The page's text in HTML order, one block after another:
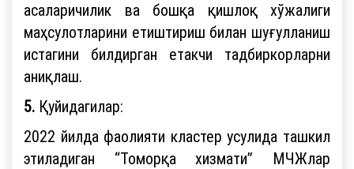
асаларичилик ва бошқа қишлоқ хўжалиги
маҳсулотларини етиштириш билан шуғулланиш
истагини билдирган етакчи тадбиркорларни
аниқлаш.
5. Қуйидагилар:
2022 йилда фаолияти кластер усулида ташкил
этиладиган “Томорқа хизмати” МЧЖлар